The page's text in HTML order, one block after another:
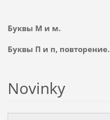
Буквы М и м.
Буквы П и п, повторение.
Novinky